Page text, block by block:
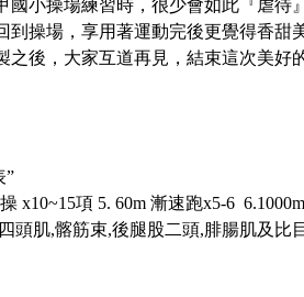
小操場練習時，很少會如此『虐待
操場，享用著運動完後更覺得香甜
後，大家互道再見，結束這次美好
”
項 5. 60m 漸速跑x5-6
頭肌,髂筋束,後腿股二頭,腓腸肌及